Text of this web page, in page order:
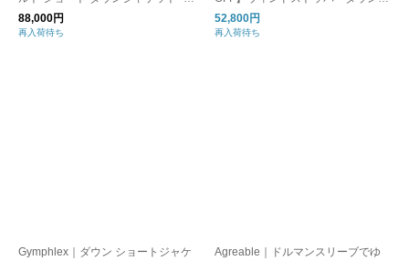
DELE” hwy009
88,000円
再入荷待ち
ェルコート WS Down Shell Coat N
DW91964
52,800円
再入荷待ち
Gymphlex｜ダウン ショートジャケ
Agreable｜ドルマンスリーブでゆ